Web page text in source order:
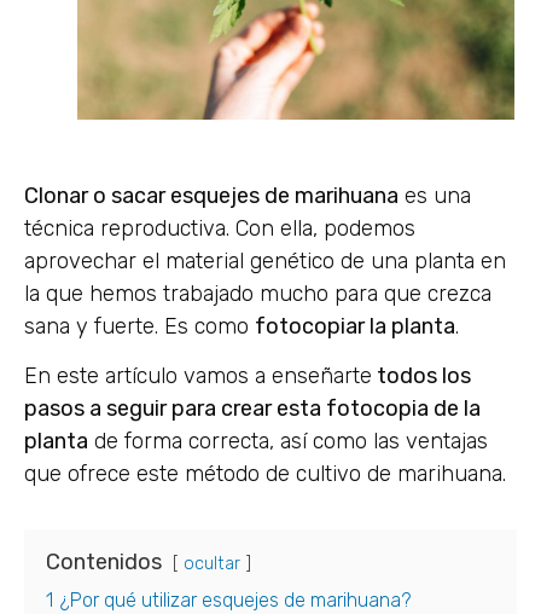
Clonar o sacar esquejes de marihuana es una
técnica reproductiva. Con ella, podemos
aprovechar el material genético de una planta en
la que hemos trabajado mucho para que crezca
sana y fuerte. Es como fotocopiar la planta.
En este artículo vamos a enseñarte todos los
pasos a seguir para crear esta fotocopia de la
planta de forma correcta, así como las ventajas
que ofrece este método de cultivo de marihuana.
Contenidos ocultar
1 ¿Por qué utilizar esquejes de marihuana?